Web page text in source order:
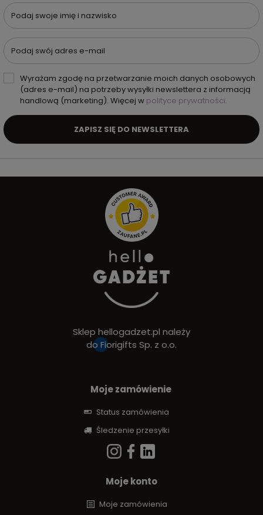
Podaj swoje imię i nazwisko
Podaj swój adres e-mail
Wyrażam zgodę na przetwarzanie moich danych osobowych
(adres e-mail) na potrzeby wysyłki newslettera z informacją
handlową (marketing). Więcej w polityce prywatności.
ZAPISZ SIĘ DO NEWSLETTERA
Sklep hellogadzet.pl należy
do Fiorigifts Sp. z o.o.
Moje zamówienie
Status zamówienia
Śledzenie przesyłki
Moje konto
Moje zamówienia